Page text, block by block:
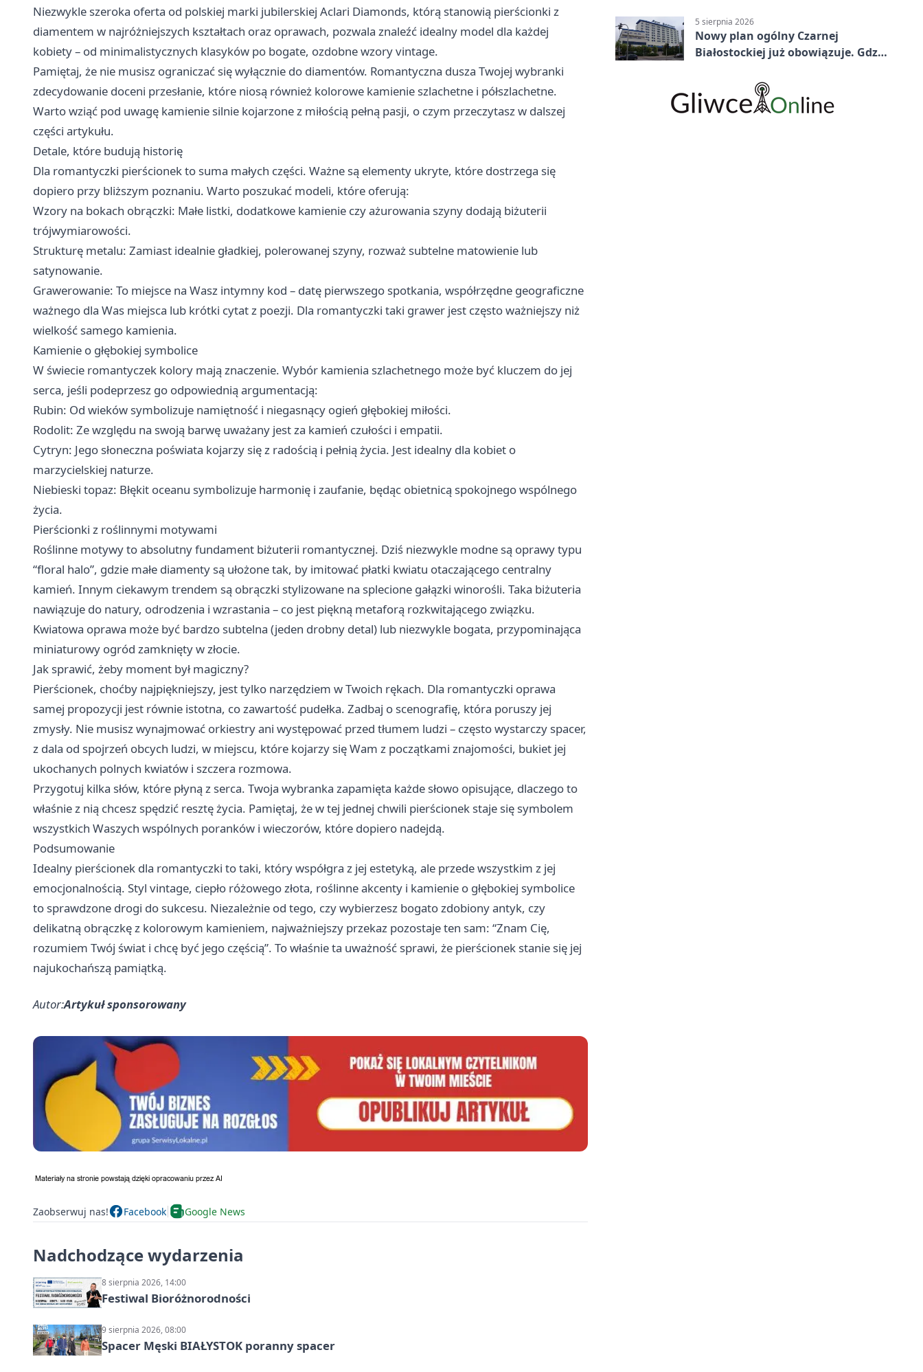
Niezwykle szeroka oferta od polskiej marki jubilerskiej Aclari Diamonds, którą stanowią pierścionki z
diamentem w najróżniejszych kształtach oraz oprawach, pozwala znaleźć idealny model dla każdej
kobiety – od minimalistycznych klasyków po bogate, ozdobne wzory vintage.
Pamiętaj, że nie musisz ograniczać się wyłącznie do diamentów. Romantyczna dusza Twojej wybranki
zdecydowanie doceni przesłanie, które niosą również kolorowe kamienie szlachetne i półszlachetne.
Warto wziąć pod uwagę kamienie silnie kojarzone z miłością pełną pasji, o czym przeczytasz w dalszej
części artykułu.
Detale, które budują historię
Dla romantyczki pierścionek to suma małych części. Ważne są elementy ukryte, które dostrzega się
dopiero przy bliższym poznaniu. Warto poszukać modeli, które oferują:
Wzory na bokach obrączki: Małe listki, dodatkowe kamienie czy ażurowania szyny dodają biżuterii
trójwymiarowości.
Strukturę metalu: Zamiast idealnie gładkiej, polerowanej szyny, rozważ subtelne matowienie lub
satynowanie.
Grawerowanie: To miejsce na Wasz intymny kod – datę pierwszego spotkania, współrzędne geograficzne
ważnego dla Was miejsca lub krótki cytat z poezji. Dla romantyczki taki grawer jest często ważniejszy niż
wielkość samego kamienia.
Kamienie o głębokiej symbolice
W świecie romantyczek kolory mają znaczenie. Wybór kamienia szlachetnego może być kluczem do jej
serca, jeśli podeprzesz go odpowiednią argumentacją:
Rubin: Od wieków symbolizuje namiętność i niegasnący ogień głębokiej miłości.
Rodolit: Ze względu na swoją barwę uważany jest za kamień czułości i empatii.
Cytryn: Jego słoneczna poświata kojarzy się z radością i pełnią życia. Jest idealny dla kobiet o
marzycielskiej naturze.
Niebieski topaz: Błękit oceanu symbolizuje harmonię i zaufanie, będąc obietnicą spokojnego wspólnego
życia.
Pierścionki z roślinnymi motywami
Roślinne motywy to absolutny fundament biżuterii romantycznej. Dziś niezwykle modne są oprawy typu
“floral halo”, gdzie małe diamenty są ułożone tak, by imitować płatki kwiatu otaczającego centralny
kamień. Innym ciekawym trendem są obrączki stylizowane na splecione gałązki winorośli. Taka biżuteria
nawiązuje do natury, odrodzenia i wzrastania – co jest piękną metaforą rozkwitającego związku.
Kwiatowa oprawa może być bardzo subtelna (jeden drobny detal) lub niezwykle bogata, przypominająca
miniaturowy ogród zamknięty w złocie.
Jak sprawić, żeby moment był magiczny?
Pierścionek, choćby najpiękniejszy, jest tylko narzędziem w Twoich rękach. Dla romantyczki oprawa
samej propozycji jest równie istotna, co zawartość pudełka. Zadbaj o scenografię, która poruszy jej
zmysły. Nie musisz wynajmować orkiestry ani występować przed tłumem ludzi – często wystarczy spacer,
z dala od spojrzeń obcych ludzi, w miejscu, które kojarzy się Wam z początkami znajomości, bukiet jej
ukochanych polnych kwiatów i szczera rozmowa.
Przygotuj kilka słów, które płyną z serca. Twoja wybranka zapamięta każde słowo opisujące, dlaczego to
właśnie z nią chcesz spędzić resztę życia. Pamiętaj, że w tej jednej chwili pierścionek staje się symbolem
wszystkich Waszych wspólnych poranków i wieczorów, które dopiero nadejdą.
Podsumowanie
Idealny pierścionek dla romantyczki to taki, który współgra z jej estetyką, ale przede wszystkim z jej
emocjonalnością. Styl vintage, ciepło różowego złota, roślinne akcenty i kamienie o głębokiej symbolice
to sprawdzone drogi do sukcesu. Niezależnie od tego, czy wybierzesz bogato zdobiony antyk, czy
delikatną obrączkę z kolorowym kamieniem, najważniejszy przekaz pozostaje ten sam: “Znam Cię,
rozumiem Twój świat i chcę być jego częścią”. To właśnie ta uważność sprawi, że pierścionek stanie się jej
najukochańszą pamiątką.
Autor:Artykuł sponsorowany
Zaobserwuj nas! Facebook Google News
Nadchodzące wydarzenia
8 sierpnia 2026, 14:00
Festiwal Bioróżnorodności
9 sierpnia 2026, 08:00
Spacer Męski BIAŁYSTOK poranny spacer
5 sierpnia 2026
Nowy plan ogólny Czarnej
Białostockiej już obowiązuje. Gdzie